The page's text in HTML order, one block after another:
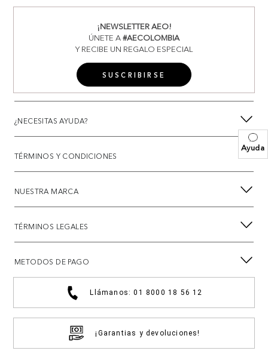
Ayuda
¡NEWSLETTER AEO!
ÚNETE A#AECOLOMBIA
Y RECIBE UN REGALO ESPECIAL
SUSCRIBIRSE
¿NECESITAS AYUDA?
TÉRMINOS Y CONDICIONES
NUESTRA MARCA
TÉRMINOS LEGALES
METODOS DE PAGO
Llámanos: 01 8000 18 56 12
¡Garantias y devoluciones!